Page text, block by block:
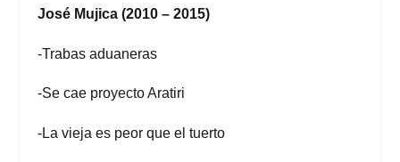
José Mujica (2010 – 2015)
-Trabas aduaneras
-Se cae proyecto Aratiri
-La vieja es peor que el tuerto